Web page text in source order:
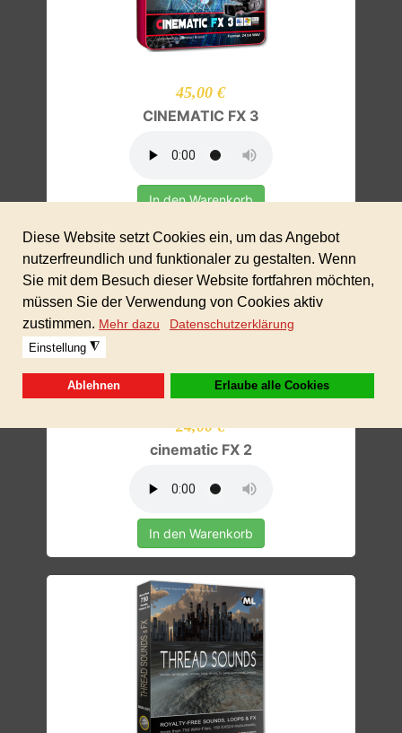
45,00 €
CINEMATIC FX 3
In den Warenkorb
24,00 €
cinematic FX 2
In den Warenkorb